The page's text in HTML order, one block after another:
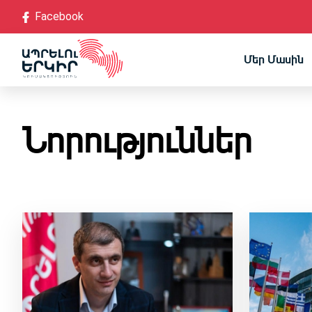
Facebook
Մեր Մասին
Մանիֆեստ
Վերահսկիչ
Մենք
Նորություններ